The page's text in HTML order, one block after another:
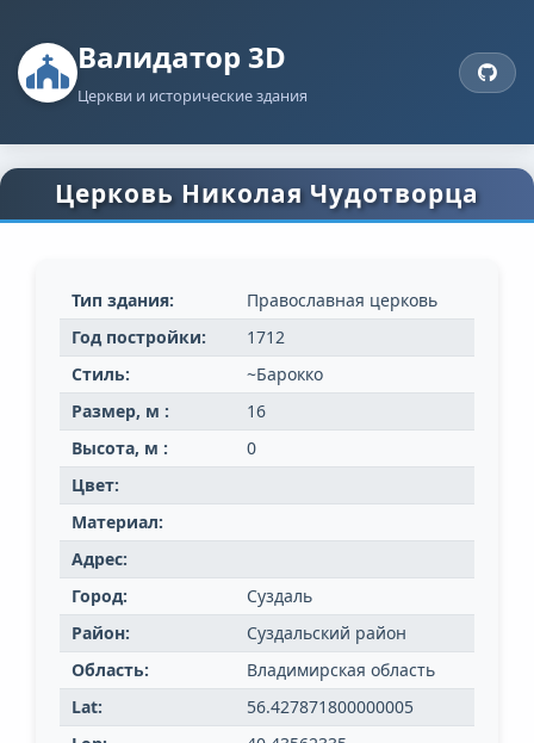
Валидатор 3D
Церкви и исторические здания
Церковь Николая Чудотворца
Тип здания:
Православная церковь
Год постройки:
1712
Стиль:
~Барокко
Размер, м :
16
Высота, м :
0
Цвет:
Материал:
Адрес:
Город:
Суздаль
Район:
Суздальский район
Область:
Владимирская область
Lat:
56.427871800000005